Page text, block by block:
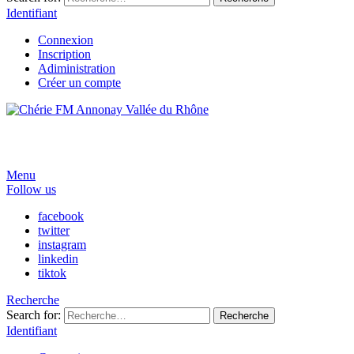
Identifiant
Connexion
Inscription
Adiministration
Créer un compte
Menu
Follow us
facebook
twitter
instagram
linkedin
tiktok
Recherche
Search for:
Recherche
Identifiant